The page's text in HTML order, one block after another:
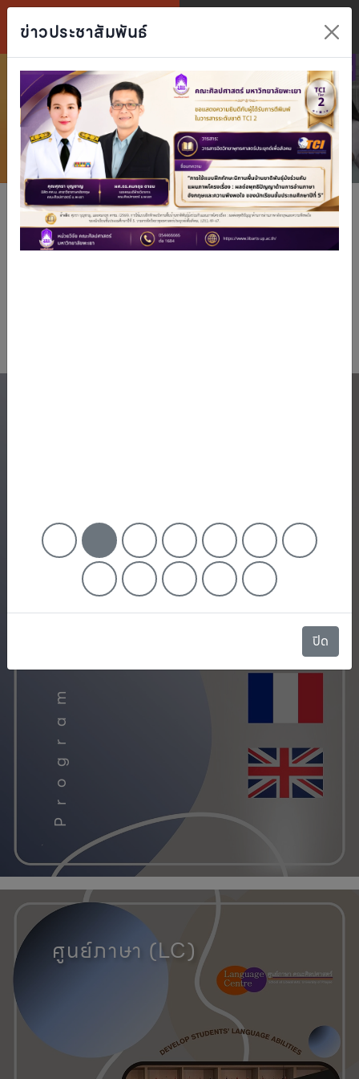
คณะศิลปศาสตร์, มหาวิทยาลัยพะเย
Program Spec
คณะศิลปศาสตร์, มหาวิทยาลัยพะเ
ศูนย์ภาษา (LC)
คณะศิลปศาสตร์, มหาวิทยาลัยพะเยา
ข่าวประชาสัมพันธ์
ปิด